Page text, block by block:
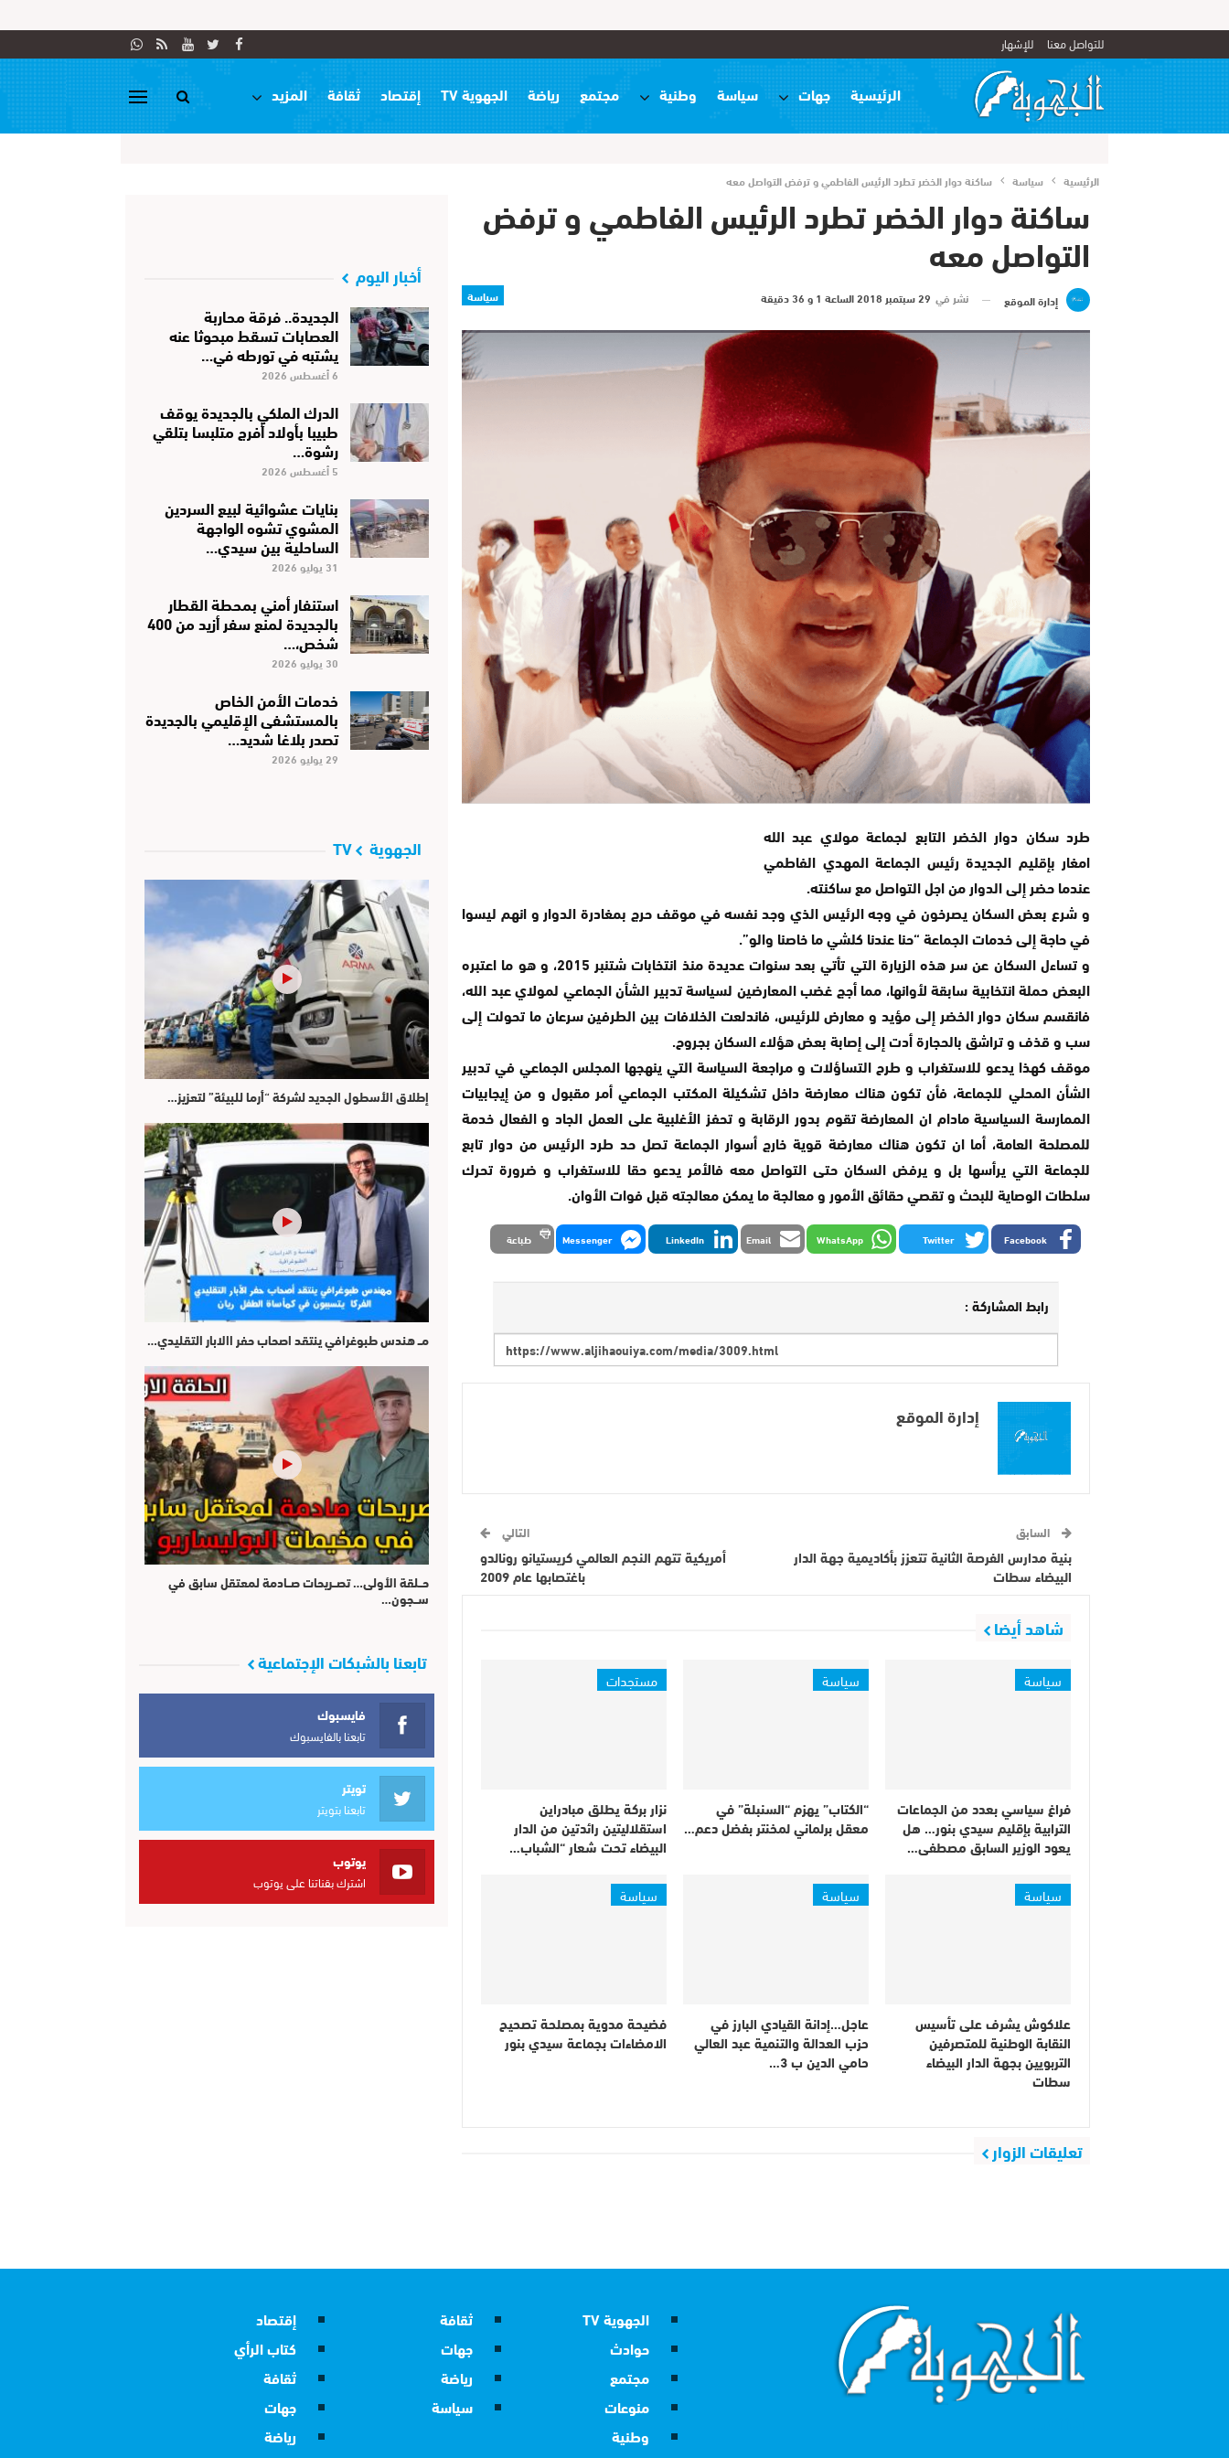
للتواصل معنا للإشهار
الرئيسية جهات سياسة وطنية مجتمع رياضة الجهوية TV إقتصاد ثقافة المزيد
الرئيسية سياسة ساكنة دوار الخضر تطرد الرئيس الفاطمي و ترفض التواصل معه
ساكنة دوار الخضر تطرد الرئيس الفاطمي و ترفض
التواصل معه
سياسة إدارة الموقع نشر في 29 سبتمبر 2018 الساعة 1 و 36 دقيقة
طرد سكان دوار الخضر التابع لجماعة مولاي عبد الله
امغار بإقليم الجديدة رئيس الجماعة المهدي الفاطمي
عندما حضر إلى الدوار من اجل التواصل مع ساكنته.
و شرع بعض السكان يصرخون في وجه الرئيس الذي وجد نفسه في موقف حرج بمغادرة الدوار و انهم ليسوا
في حاجة إلى خدمات الجماعة “حنا عندنا كلشي ما خاصنا والو”.
و تساءل السكان عن سر هذه الزيارة التي تأتي بعد سنوات عديدة منذ انتخابات شتنبر 2015، و هو ما اعتبره
البعض حملة انتخابية سابقة لأوانها، مما أجج غضب المعارضين لسياسة تدبير الشأن الجماعي لمولاي عبد الله،
فانقسم سكان دوار الخضر إلى مؤيد و معارض للرئيس، فاندلعت الخلافات بين الطرفين سرعان ما تحولت إلى
سب و قذف و تراشق بالحجارة أدت إلى إصابة بعض هؤلاء السكان بجروح.
موقف كهذا يدعو للاستغراب و طرح التساؤلات و مراجعة السياسة التي ينهجها المجلس الجماعي في تدبير
الشأن المحلي للجماعة، فأن تكون هناك معارضة داخل تشكيلة المكتب الجماعي أمر مقبول و من إيجابيات
الممارسة السياسية مادام ان المعارضة تقوم بدور الرقابة و تحفز الأغلبية على العمل الجاد و الفعال خدمة
للمصلحة العامة، أما ان تكون هناك معارضة قوية خارج أسوار الجماعة تصل حد طرد الرئيس من دوار تابع
للجماعة التي يرأسها بل و يرفض السكان حتى التواصل معه فالأمر يدعو حقا للاستغراب و ضرورة تحرك
سلطات الوصاية للبحث و تقصي حقائق الأمور و معالجة ما يمكن معالجته قبل فوات الأوان.
Facebook
Twitter
WhatsApp
Email
LinkedIn
Messenger طباعة
رابط المشاركة :
إدارة الموقع
السابق
بنية مدارس الفرصة الثانية تتعزز بأكاديمية جهة الدار
البيضاء سطات
التالي
أمريكية تتهم النجم العالمي كريستيانو رونالدو
باغتصابها عام 2009
شاهد أيضا
سياسة
فراغ سياسي بعدد من الجماعات
الترابية بإقليم سيدي بنور… هل
يعود الوزير السابق مصطفى…
سياسة
“الكتاب” يهزم “السنبلة” في
معقل برلماني لمخنتر بفضل دعم…
مستجدات
نزار بركة يطلق مبادراين
استقلاليتين رائدتين من الدار
البيضاء تحت شعار “الشباب…
سياسة
علاكوش يشرف على تأسيس
النقابة الوطنية للمتصرفين
التربويين بجهة الدار البيضاء
سطات
سياسة
عاجل…إدانة القيادي البارز في
حزب العدالة والتنمية عبد العالي
حامي الدين ب 3…
سياسة
فضيحة مدوية بمصلحة تصحيح
الامضاءات بجماعة سيدي بنور
تعليقات الزوار
أخبار اليوم
الجديدة.. فرقة محاربة
العصابات تسقط مبحوثا عنه
يشتبه في تورطه في…
6 أغسطس 2026
الدرك الملكي بالجديدة يوقف
طبيبا بأولاد أفرج متلبسا بتلقي
رشوة…
5 أغسطس 2026
بنايات عشوائية لبيع السردين
المشوي تشوه الواجهة
الساحلية بين سيدي…
31 يوليو 2026
استنفار أمني بمحطة القطار
بالجديدة لمنع سفر أزيد من 400
شخص،…
30 يوليو 2026
خدمات الأمن الخاص
بالمستشفى الإقليمي بالجديدة
تصدر بلاغا شديد…
29 يوليو 2026
الجهوية TV
إطلاق الأسطول الجديد لشركة “أرما للبيئة” لتعزيز…
مــ هندس طبوغرافي ينتقد اصحاب حفر االابار التقليدي…
حــلقة الأولى… تصــريحات صــادمة لمعتقل سابق في
ســجون…
تابعنا بالشبكات الإجتماعية
فايسبوك
تابعنا بالفايسبوك
تويتر
تابعنا بتويتر
يوتوب
اشترك بقناتنا على يوتوب
الجهوية TV
حوادث
مجتمع
منوعات
وطنية
ثقافة
جهات
رياضة
سياسة
إقتصاد
كتاب الرأي
ثقافة
جهات
رياضة